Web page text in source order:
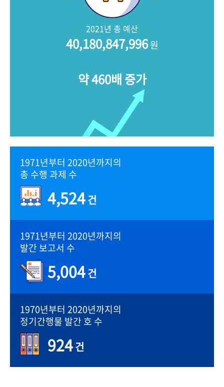
2021년 총 예산
40,180,847,996원
약 460배 증가
1971년부터 2020년까지의
총 수행 과제 수
4,524건
1971년부터 2020년까지의
발간 보고서 수
5,004건
1970년부터 2020년까지의
정기간행물 발간 호 수
924건